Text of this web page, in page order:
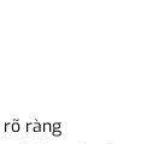
rõ ràng